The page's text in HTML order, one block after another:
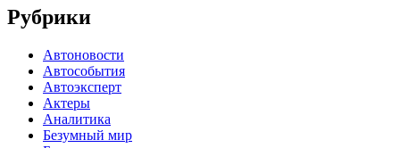
Рубрики
Автоновости
Автособытия
Автоэксперт
Актеры
Аналитика
Безумный мир